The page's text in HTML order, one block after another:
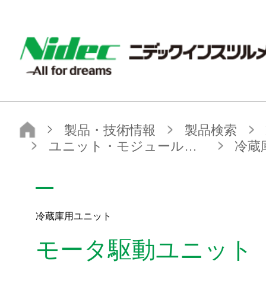
ニデックインスツルメンツ株式会社
製品・技術情報 製品検索
製品カテゴリから探す
冷蔵庫用ユニット
モータ駆動ユニッ